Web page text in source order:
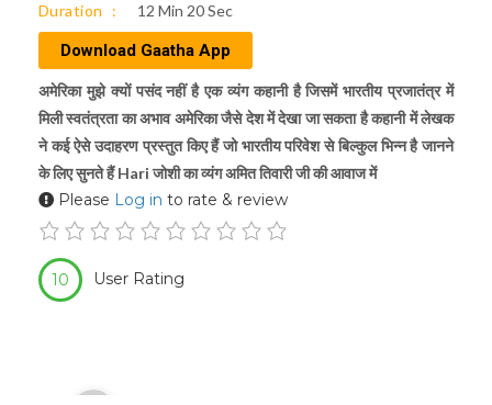
Duration
12 Min 20 Sec
Download Gaatha App
अमेरिका मुझे क्यों पसंद नहीं है एक व्यंग कहानी है जिसमें भारतीय प्रजातंत्र में
मिली स्वतंत्रता का अभाव अमेरिका जैसे देश में देखा जा सकता है कहानी में लेखक
ने कई ऐसे उदाहरण प्रस्तुत किए हैं जो भारतीय परिवेश से बिल्कुल भिन्न है जानने
के लिए सुनते हैं Hari जोशी का व्यंग अमित तिवारी जी की आवाज में
Please Log in to rate & review
User Rating
10
Player